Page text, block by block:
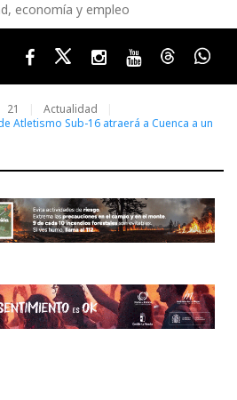
economía y empleo
FacebookTwitterInstagram
YoutubeThreads
21
Actualidad
Atletismo Sub-16 atraerá a Cuenca a un